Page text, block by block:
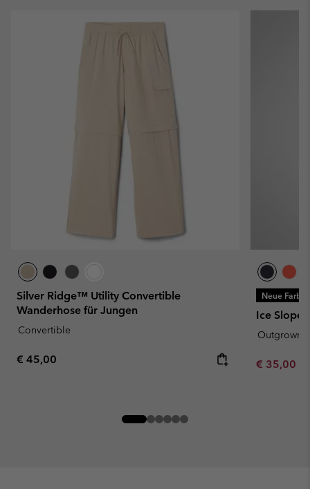
Silver Ridge™ Utility Convertible
Wanderhose für Jungen
Convertible
Regular price:
€ 45,00
Neue
Ice
Minimum
€ 35,00